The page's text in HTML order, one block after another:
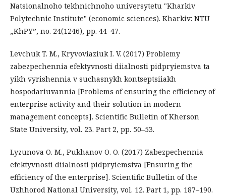
Natsionalnoho tekhnichnoho universytetu "Kharkiv
Polytechnic Institute" (economic sciences). Kharkiv: NTU
„KhPY”, no. 24(1246), pp. 44–47.
Levchuk T. M., Kryvoviaziuk I. V. (2017) Problemy
zabezpechennia efektyvnosti diialnosti pidpryiemstva ta
yikh vyrishennia v suchasnykh kontseptsiiakh
hospodariuvannia [Problems of ensuring the efficiency of
enterprise activity and their solution in modern
management concepts]. Scientific Bulletin of Kherson
State University, vol. 23. Part 2, pp. 50–53.
Lyzunova O. M., Pukhanov O. O. (2017) Zabezpechennia
efektyvnosti diialnosti pidpryiemstva [Ensuring the
efficiency of the enterprise]. Scientific Bulletin of the
Uzhhorod National University, vol. 12. Part 1, pp. 187–190.